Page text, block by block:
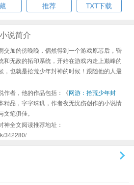
推荐 TXT下载
说简介
交加的傍晚晚，偶然得到一个游戏原芯后，昏
和无敌的拓印系统，开始在游戏内走上巅峰的
，也就是拾荒少年封神的时候！跟随他的人最
作者，他的作品包括：《网游：拾荒少年封
精品，字字珠玑，作者夜无忧伤创作的小说情
笔俱佳。
全文阅读推荐地址：
342280/